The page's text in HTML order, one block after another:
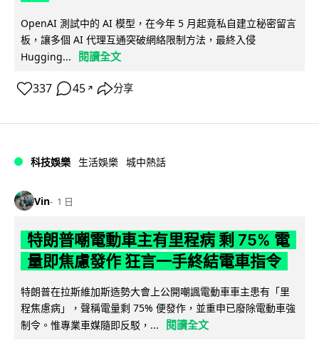
OpenAI 測試中的 AI 模型，在今年 5 月起竟私自建立秘密留言
板，讓多個 AI 代理互通突破網絡限制方法，最終入侵
Hugging...
閱讀全文
337 45 ↗ 分享
科技娛樂 生活娛樂 城中熱話
Vin 1 日
特朗普嘲電動車主有里程病 剩 75% 電
量即焦慮發作 狂言一手終結電車指令
特朗普在拉斯維加斯造勢大會上公開嘲諷電動車車主患有「里
程焦慮病」，聲稱電量剩 75% 便發作，並重申已廢除電動車強
制令。惟專業車媒隨即反駁，...
閱讀全文